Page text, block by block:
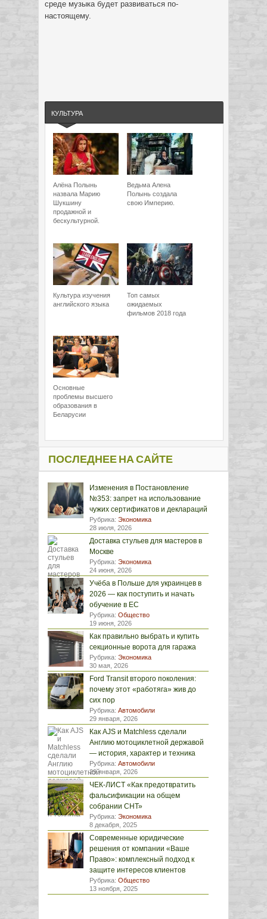
среде музыка будет развиваться по-
настоящему.
КУЛЬТУРА
Алёна Полынь
назвала Марию
Шукшину
продажной и
бескультурной.
Ведьма Алена
Полынь создала
свою Империю.
Культура изучения
английского языка
Топ самых
ожидаемых
фильмов 2018 года
Основные
проблемы высшего
образования в
Беларусии
ПОСЛЕДНЕЕ НА САЙТЕ
Изменения в Постановление
№353: запрет на использование
чужих сертификатов и деклараций
Рубрика: Экономика
28 июля, 2026
Доставка стульев для мастеров в
Москве
Рубрика: Экономика
24 июня, 2026
Учёба в Польше для украинцев в
2026 — как поступить и начать
обучение в ЕС
Рубрика: Общество
19 июня, 2026
Как правильно выбрать и купить
секционные ворота для гаража
Рубрика: Экономика
30 мая, 2026
Ford Transit второго поколения:
почему этот «работяга» жив до
сих пор
Рубрика: Автомобили
29 января, 2026
Как AJS и Matchless сделали
Англию мотоциклетной державой
— история, характер и техника
Рубрика: Автомобили
29 января, 2026
ЧЕК-ЛИСТ «Как предотвратить
фальсификации на общем
собрании СНТ»
Рубрика: Экономика
8 декабря, 2025
Современные юридические
решения от компании «Ваше
Право»: комплексный подход к
защите интересов клиентов
Рубрика: Общество
13 ноября, 2025